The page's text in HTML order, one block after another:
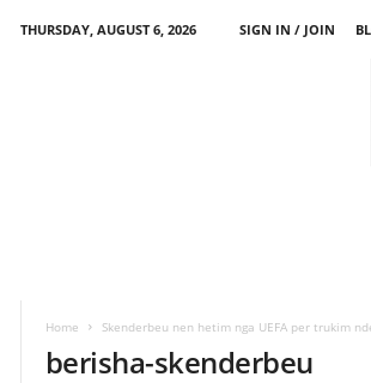
THURSDAY, AUGUST 6, 2026 SIGN IN / JOIN
Home Skenderbeu nen hetim nga UEFA per trukim
berisha-skenderbeu